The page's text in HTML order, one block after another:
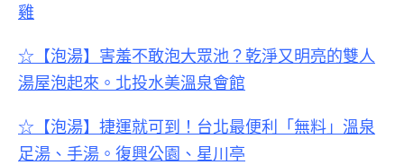
雞
☆【泡湯】害羞不敢泡大眾池？乾淨又明亮的雙人
湯屋泡起來。北投水美溫泉會館
☆【泡湯】捷運就可到！台北最便利「無料」溫泉
足湯、手湯。復興公園、星川亭